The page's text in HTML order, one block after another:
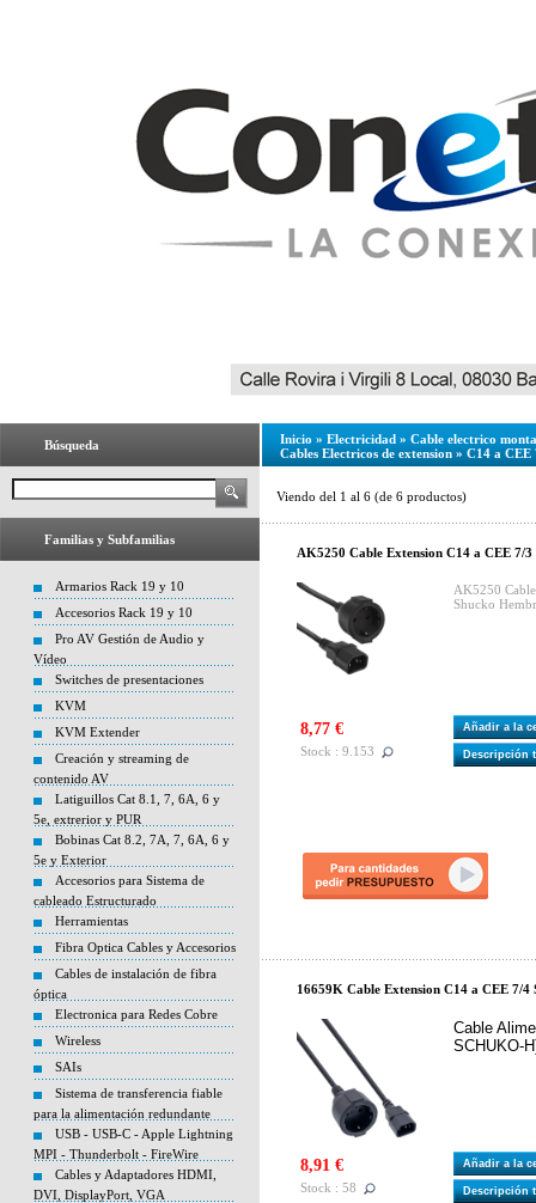
Búsqueda
Familias y Subfamilias
Armarios Rack 19 y 10
Accesorios Rack 19 y 10
Pro AV Gestión de Audio y
Vídeo
Switches de presentaciones
KVM
KVM Extender
Creación y streaming de
contenido AV
Latiguillos Cat 8.1, 7, 6A, 6 y
5e, extrerior y PUR
Bobinas Cat 8.2, 7A, 7, 6A, 6 y
5e y Exterior
Accesorios para Sistema de
cableado Estructurado
Herramientas
Fibra Optica Cables y Accesorios
Cables de instalación de fibra
óptica
Electronica para Redes Cobre
Wireless
SAIs
Sistema de transferencia fiable
para la alimentación redundante
USB - USB-C - Apple Lightning
MPI - Thunderbolt - FireWire
Cables y Adaptadores HDMI,
DVI, DisplayPort, VGA
Inicio » Electricidad » Cable electrico
Cables Electricos de extension » C14 a CEE
Viendo del 1 al 6 (de 6 productos)
AK5250 Cable Extension C14 a CEE 7/
AK5250
Shucko
8,77 €
Stock : 9.153
Añadir a la
Descripción
16659K Cable Extension C14 a CEE 7/
Cable
SCHUKO-
8,91 €
Stock : 58
Añadir a la
Descripción